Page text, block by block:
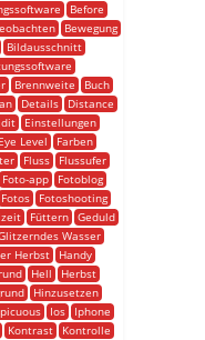
Before
Bewegung
Bildausschnitt
Brennweite
Buch
Details
Distance
Einstellungen
Eye Level
Farben
Fluss
Flussufer
Foto-app
Fotoblog
Fotos
Fotoshooting
Füttern Geduld
Wasser
Herbst
Handy
Hell
Herbst
Hinzusetzen
Ios
Iphone
Kontrast
Kontrolle